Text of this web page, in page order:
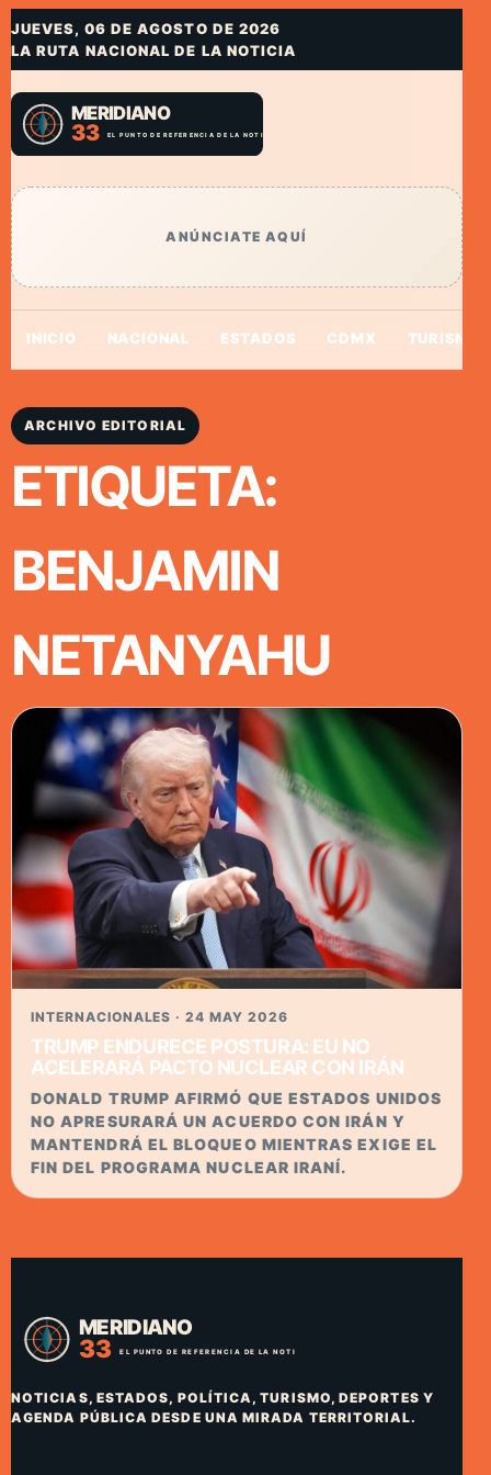
JUEVES, 06 DE AGOSTO DE 2026
LA RUTA NACIONAL DE LA NOTICIA
ANÚNCIATE AQUÍ
INICIO NACIONAL ESTADOS CDMX TURISMO
ARCHIVO EDITORIAL
ETIQUETA:
BENJAMIN
NETANYAHU
INTERNACIONALES · 24 MAY 2026
TRUMP ENDURECE POSTURA: EU NO
ACELERARÁ PACTO NUCLEAR CON IRÁN
DONALD TRUMP AFIRMÓ QUE ESTADOS UNIDOS
NO APRESURARÁ UN ACUERDO CON IRÁN Y
MANTENDRÁ EL BLOQUEO MIENTRAS EXIGE EL
FIN DEL PROGRAMA NUCLEAR IRANÍ.
NOTICIAS, ESTADOS, POLÍTICA, TURISMO, DEPORTES Y
AGENDA PÚBLICA DESDE UNA MIRADA TERRITORIAL.